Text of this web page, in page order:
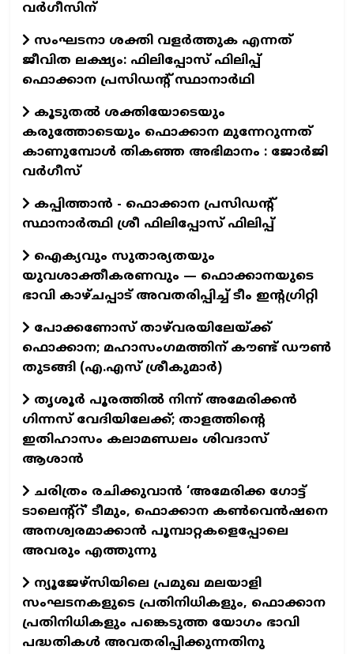
വര്‍ഗീസിന്
സംഘടനാ ശക്തി വളർത്തുക എന്നത്
ജീവിത ലക്ഷ്യം: ഫിലിപ്പോസ് ഫിലിപ്പ്
ഫൊക്കാന പ്രസിഡന്റ് സ്ഥാനാർഥി
കൂടുതൽ ശക്തിയോടെയും
കരുത്തോടെയും ഫൊക്കാന മുന്നേറുന്നത്
കാണുമ്പോൾ തികഞ്ഞ അഭിമാനം : ജോർജി
വർഗീസ്
കപ്പിത്താൻ - ഫൊക്കാന പ്രസിഡന്റ്
സ്ഥാനാർത്ഥി ശ്രീ ഫിലിപ്പോസ് ഫിലിപ്പ്
ഐക്യവും സുതാര്യതയും
യുവശാക്തീകരണവും — ഫൊക്കാനയുടെ
ഭാവി കാഴ്ചപ്പാട് അവതരിപ്പിച്ച് ടീം ഇന്റഗ്രിറ്റി
പോക്കണോസ് താഴ്‌വരയിലേയ്ക്ക്
ഫൊക്കാന; മഹാസംഗമത്തിന് കൗണ്ട് ഡൗണ്‍
തുടങ്ങി (എ.എസ് ശ്രീകുമാര്‍)
തൃശൂർ പൂരത്തിൽ നിന്ന് അമേരിക്കൻ
ഗിന്നസ് വേദിയിലേക്ക്; താളത്തിന്റെ
ഇതിഹാസം കലാമണ്ഡലം ശിവദാസ്
ആശാൻ
ചരിത്രം രചിക്കുവാൻ ‘അമേരിക്ക ഗോട്ട്
ടാലെന്റ്റ്’ ടീമും, ഫൊക്കാന കൺവെൻഷനെ
അനശ്വരമാക്കാൻ പൂമ്പാറ്റകളെപ്പോലെ
അവരും എത്തുന്നു
ന്യൂജേഴ്സിയിലെ പ്രമുഖ മലയാളി
സംഘടനകളുടെ പ്രതിനിധികളും, ഫൊക്കാന
പ്രതിനിധികളും പങ്കെടുത്ത യോഗം ഭാവി
പദ്ധതികൾ അവതരിപ്പിക്കുന്നതിനു